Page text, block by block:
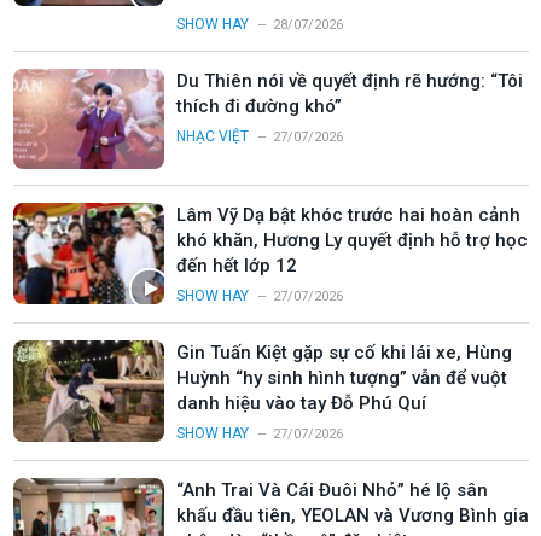
SHOW HAY 28/07/2026
Du Thiên nói về quyết định rẽ hướng: “Tôi
thích đi đường khó”
NHẠC VIỆT 27/07/2026
Lâm Vỹ Dạ bật khóc trước hai hoàn cảnh
khó khăn, Hương Ly quyết định hỗ trợ học
đến hết lớp 12
SHOW HAY 27/07/2026
Gin Tuấn Kiệt gặp sự cố khi lái xe, Hùng
Huỳnh “hy sinh hình tượng” vẫn để vuột
danh hiệu vào tay Đỗ Phú Quí
SHOW HAY 27/07/2026
“Anh Trai Và Cái Đuôi Nhỏ” hé lộ sân
khấu đầu tiên, YEOLAN và Vương Bình gia